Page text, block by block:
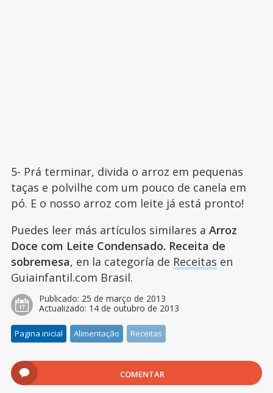
5- Prá terminar, divida o arroz em pequenas
taças e polvilhe com um pouco de canela em
pó. E o nosso arroz com leite já está pronto!
Puedes leer más artículos similares a Arroz
Doce com Leite Condensado. Receita de
sobremesa, en la categoría de Receitas en
Guiainfantil.com Brasil.
Publicado: 25 de março de 2013
Actualizado: 14 de outubro de 2013
Pagina inicial Alimentação Receitas
COMENTAR